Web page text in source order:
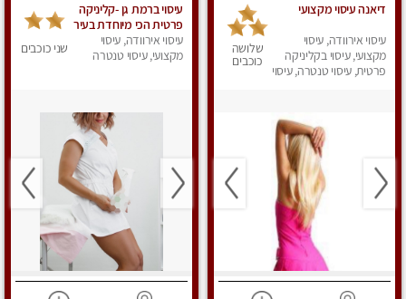
דיאנה עיסוי מקצועי
עיסוי אירוודה, עיסוי
מקצועי, עיסוי בקליניקה
פרטית, עיסוי טנטרה, עיסוי
שלושה
כוכבים
עיסוי ברמת גן -קליניקה
פרטית הכי מיוחדת בעיר
עיסוי אירוודה, עיסוי
מקצועי, עיסוי טנטרה
שני כוכבים